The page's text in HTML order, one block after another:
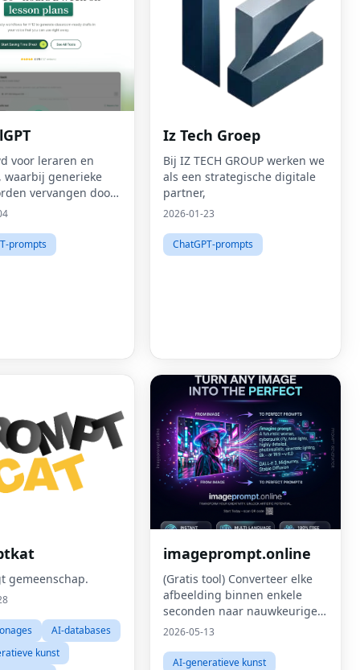
voor leraren en
waarbij generieke
vervangen door
in-één AI-assistent
prompts
Iz Tech Groep
Bij IZ TECH GROUP werken we
als een strategische digitale
partner,
2026-01-23
ChatGPT-prompts
​​gemeenschap.
AI-databases
kunst
imageprompt.online
(Gratis tool) Converteer elke
afbeelding binnen enkele
seconden naar nauwkeurige
AI-prompts.
2026-05-13
AI-generatieve kunst